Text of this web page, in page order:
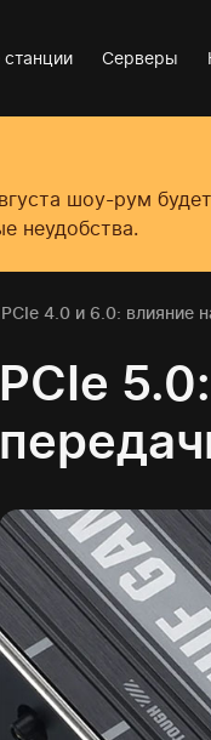
станции Серверы
шоу-рум
неудобства.
4.0 и 6.0: влияние
PCIe